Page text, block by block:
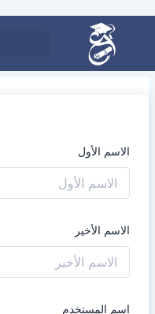
المحتوى
الاسم الأول
الاسم الأخير
اسم المستخدم